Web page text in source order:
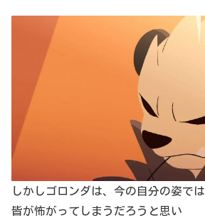
しかしゴロンダは、今の自分の姿では
皆が怖がってしまうだろうと思い